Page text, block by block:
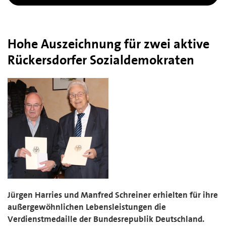
Hohe Auszeichnung für zwei aktive
Rückersdorfer Sozialdemokraten
Jürgen Harries und Manfred Schreiner erhielten für ihre
außergewöhnlichen Lebensleistungen die
Verdienstmedaille der Bundesrepublik Deutschland.